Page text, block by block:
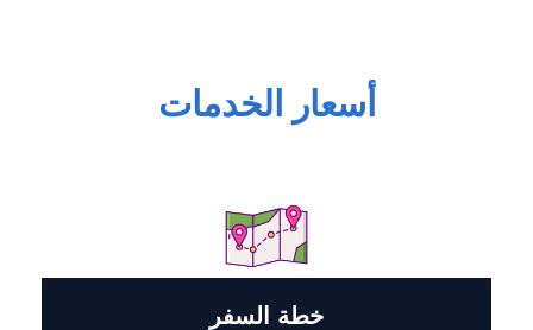
أسعار الخدمات
خطة السفر